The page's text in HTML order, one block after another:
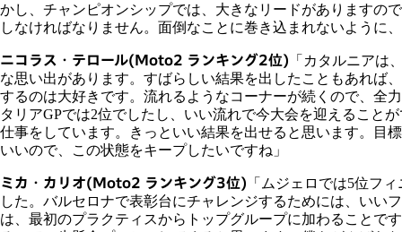
かし、チャンピオンシップでは、大きなリードがありますの
しなければなりません。面倒なことに巻き込まれないように
ニコラス・テロール(Moto2 ランキング2位) 「カタルニアは
な思い出があります。すばらしい結果を出したこともあれば
するのは大好きです。流れるようなコーナーが続くので、全
タリアGPでは2位でしたし、いい流れで今大会を迎えること
仕事をしています。きっといい結果を出せると思います。目
いいので、この状態をキープしたいですね」
ミカ・カリオ(Moto2 ランキング3位) 「ムジェロでは5位フ
した。バルセロナで表彰台にチャレンジするためには、いい
は、最初のプラクティスからトップグループに加わることで